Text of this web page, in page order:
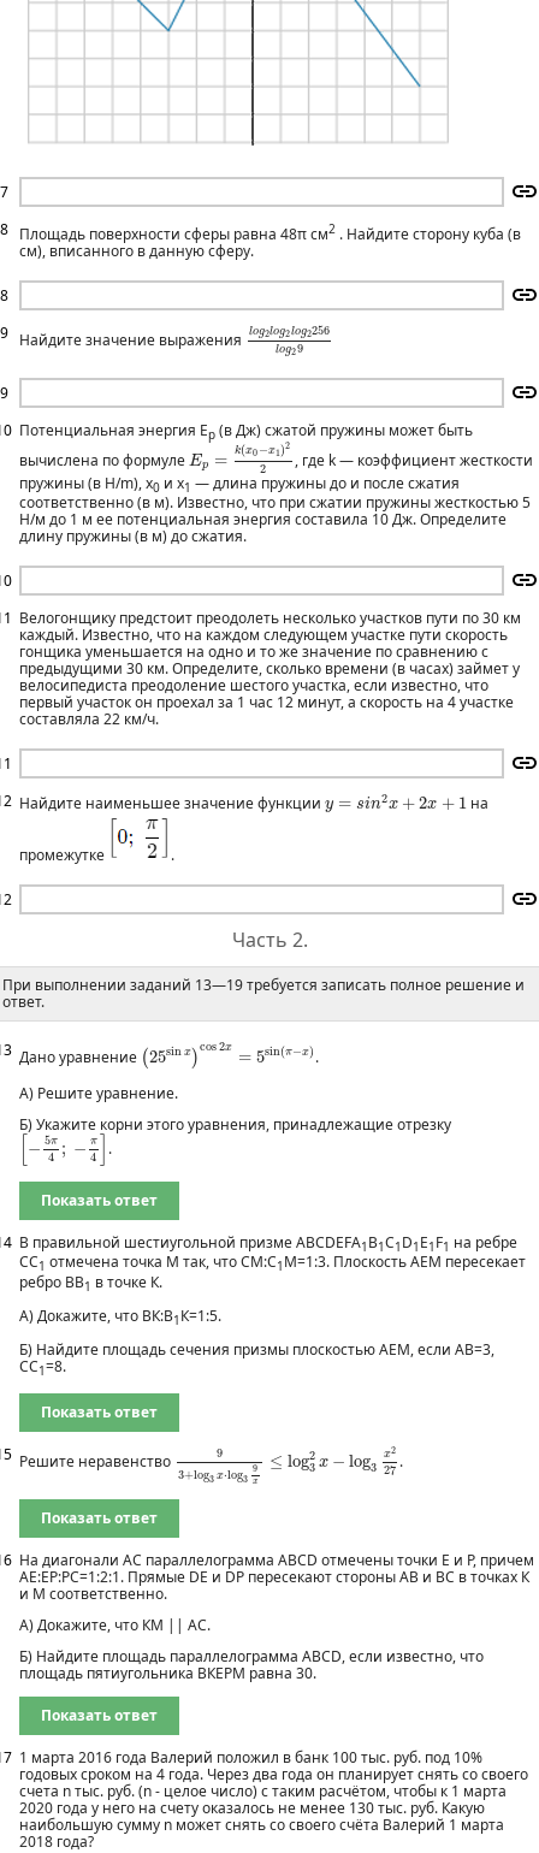
7
8
8
Площадь поверхности сферы равна 48π см​2 ​​ . Найдите сторону куба (в
см), вписанного в данную сферу.
9
9
Найдите значение выражения log2log2log2256
log29
log2log2lo
Потенциальная энергия Ep (в Дж) сжатой пружины может быть
вычислена по формуле Ep = k(x0 −x1)2
2
E p= k( x0− x1)22
, где k — коэффициент жесткости
пружины (в H/m), x0 и x1 — длина пружины до и после сжатия
соответственно (в м). Известно, что при сжатии пружины жесткостью 5
Н/м до 1 м ее потенциальная энергия составила 10 Дж. Определите
длину пружины (в м) до сжатия.
Велогонщику предстоит преодолеть несколько участков пути по 30 км
каждый. Известно, что на каждом следующем участке пути скорость
гонщика уменьшается на одно и то же значение по сравнению с
предыдущими 30 км. Определите, сколько времени (в часах) займет у
велосипедиста преодоление шестого участка, если известно, что
первый участок он проехал за 1 час 12 минут, а скорость на 4 участке
составляла 22 км/ч.
Найдите наименьшее значение функции y = sin2x +2x + 1
y n2x+2 x +1 на
промежутке .
Часть 2.
При выполнении заданий 13—19 требуется записать полное решение и
ответ.
Дано уравнение (25sin x )
cos2x = 5sin(π−x)
25 sin x )cos2 sin π−
.
А) Решите уравнение.
Б) Укажите корни этого уравнения, принадлежащие отрезку
− 5π
4 ; − π
4
[− 5π4;−π4]
.
Показать ответ
В правильной шестиугольной призме ABCDEFA1 B1C1 D1 E1 F1 на ребре
СС1 отмечена точка М так, что СМ:С1 М=1:3. Плоскость АЕМ пересекает
ребро ВВ1 в точке К.
А) Докажите, что ВК:В1 К=1:5.
Б) Найдите площадь сечения призмы плоскостью АЕМ, если АВ=3,
СС1=8.
Показать ответ
Решите неравенство
9
3+log3 x⋅log3
9
x
≤ log2
3 x − log3
x2
27
log x≤ −log
.
Показать ответ
На диагонали AC параллелограмма ABCD отмечены точки Е и Р, причем
АЕ:ЕР:РС=1:2:1. Прямые DE и DP пересекают стороны АВ и ВС в точках К
и М соответственно.
А) Докажите, что КМ || АС.
Б) Найдите площадь параллелограмма ABCD, если известно, что
площадь пятиугольника ВКЕРМ равна 30.
Показать ответ
1 марта 2016 года Валерий положил в банк 100 тыс. руб. под 10%
годовых сроком на 4 года. Через два года он планирует снять со своего
счета n тыс. руб. (n - целое число) с таким расчётом, чтобы к 1 марта
2020 года у него на счету оказалось не менее 130 тыс. руб. Какую
наибольшую сумму n может снять со своего счёта Валерий 1 марта
2018 года?